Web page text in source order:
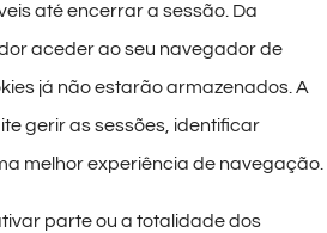
até encerrar a sessão. Da
aceder ao seu navegador de
já não estarão armazenados. A
gerir as sessões, identificar
melhor experiência de navegação.
parte ou a totalidade dos